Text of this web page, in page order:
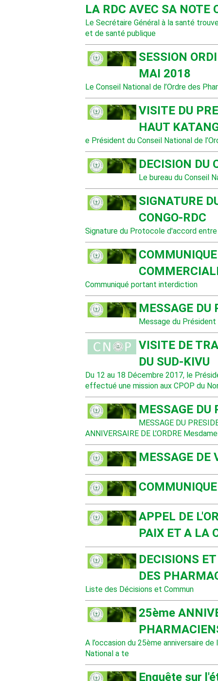
LA RDC AVEC SA NOTE
Le Secrétaire Général à la santé
et de santé publique
SESSION
MAI 2018
Le Conseil National de l’Ordre des
VISITE DU
HAUT
e Président du Conseil National de
DECISION DU
Le bureau du Conseil
SIGNATURE
CONGO-RDC
Signature du Protocole d'accord entre
Communiqué portant interdiction
MESSAGE DU
Message du
VISITE DE
DU SUD-KIVU
Du 12 au 18 Décembre 2017, le
effectué une mission aux CPOP du
MESSAGE DU
MESSAGE DU
ANNIVERSAIRE DE L’ORDRE
MESSAGE DE
APPEL DE
PAIX ET A LA
DECISIONS
DES
Liste des Décisions et Commun
25ème
A l’occasion du 25ème anniversaire
National a te
Enquête sur